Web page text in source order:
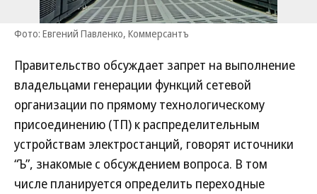
Фото: Евгений Павленко, Коммерсантъ
Правительство обсуждает запрет на выполнение
владельцами генерации функций сетевой
организации по прямому технологическому
присоединению (ТП) к распределительным
устройствам электростанций, говорят источники
“Ъ”, знакомые с обсуждением вопроса. В том
числе планируется определить переходные